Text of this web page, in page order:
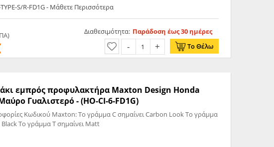
S/R-FD1G - Μάθετε Περισσότερα
Διαθεσιμότητα: Παράδοση έως 30 ημέρες
Το Θέλω
εμπρός προφυλακτήρα Maxton Design Honda
Γυαλιστερό - (HO-CI-6-FD1G)
Κωδικού Maxton: Το γράμμα C σημαίνει Carbon Look Το γράμμα
Black Το γράμμα T σημαίνει Matt